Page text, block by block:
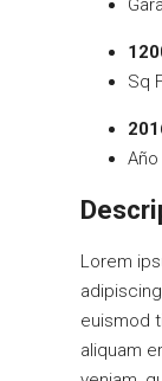
Sq
Lorem
euismod
aliquam